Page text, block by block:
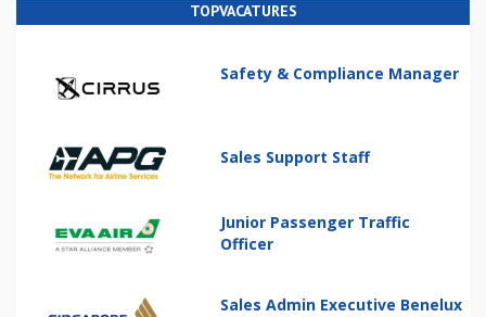
TOPVACATURES
Safety & Compliance Manager
Sales Support Staff
Junior Passenger Traffic
Officer
Sales Admin Executive Benelux